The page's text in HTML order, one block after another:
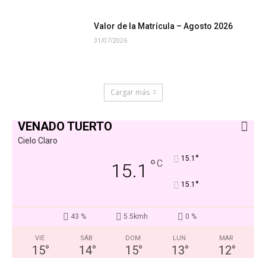
Valor de la Matrícula – Agosto 2026
31/07/2026
Cargar más
VENADO TUERTO
Cielo Claro
15.1 °C 15.1 °
15.1 °
43 % 5.5kmh 0 %
VIE
15°
SÁB
14°
DOM
15°
LUN
13°
MAR
12°